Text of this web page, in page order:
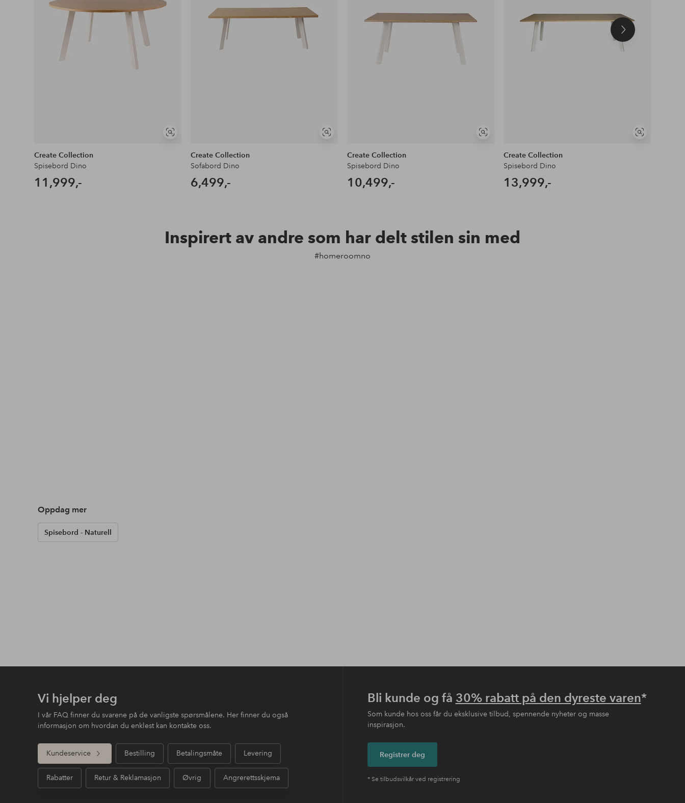
Vis
Create Collection
Spisebord Dino
11,999,-
Vis
Create Collection
Sofabord Dino
6,499,-
Vis
Create Collection
Spisebord Dino
10,499,-
Vis
Create Collection
Spisebord Dino
13,999,-
Neste
produkt
Inspirert av andre som har delt stilen sin med
#homeroomno
Oppdag mer
Spisebord - Naturell
Vi hjelper deg
I vår FAQ finner du svarene på de vanligste spørsmålene. Her finner du også
informasjon om hvordan du enklest kan kontakte oss.
Kundeservice Bestilling Betalingsmåte Levering
Rabatter Retur & Reklamasjon Øvrig Angrerettsskjema
Bli kunde og få 30% rabatt på den dyreste varen*
Som kunde hos oss får du eksklusive tilbud, spennende nyheter og masse
inspirasjon.
Registrer deg
* Se tilbudsvilkår ved registrering